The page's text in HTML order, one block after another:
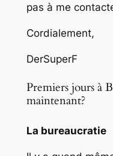
pas à me
Cordialement,
DerSuperF
Premiers jours à
maintenant?
La bureaucratie